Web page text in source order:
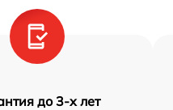
до 3-х лет